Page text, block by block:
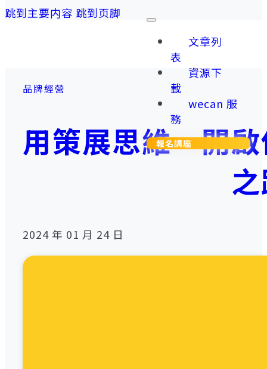
跳到主要内容 跳到页脚
文章列
表
資源下
載
wecan 服
務
報名講座
品牌經營
用策展思維，開
2024 年 01 月 24 日